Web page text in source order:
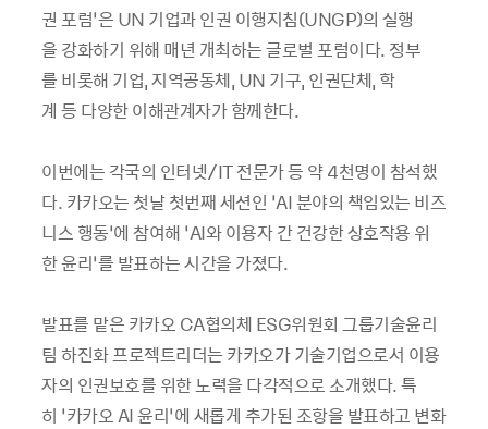
권 포럼’은 UN 기업과 인권 이행지침(UNGP)의 실행
을 강화하기 위해 매년 개최하는 글로벌 포럼이다. 정부
를 비롯해 기업, 지역공동체, UN 기구, 인권단체, 학
계 등 다양한 이해관계자가 함께한다.
이번에는 각국의 인터넷/IT 전문가 등 약 4천명이 참석했
다. 카카오는 첫날 첫번째 세션인 ‘AI 분야의 책임있는 비즈
니스 행동’에 참여해 ‘AI와 이용자 간 건강한 상호작용 위
한 윤리’를 발표하는 시간을 가졌다.
발표를 맡은 카카오 CA협의체 ESG위원회 그룹기술윤리
팀 하진화 프로젝트리더는 카카오가 기술기업으로서 이용
자의 인권보호를 위한 노력을 다각적으로 소개했다. 특
히 ‘카카오 AI 윤리’에 새롭게 추가된 조항을 발표하고 변화